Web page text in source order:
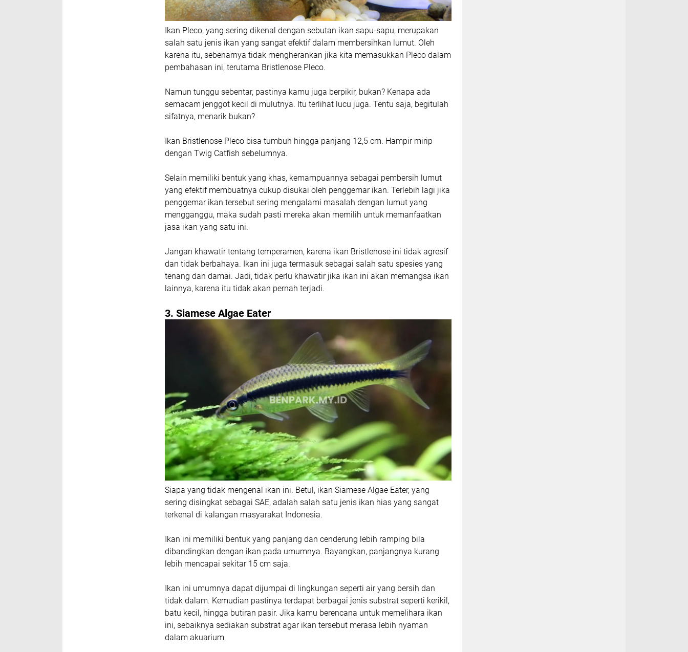
Ikan Pleco, yang sering dikenal dengan sebutan ikan sapu-sapu, merupakan
salah satu jenis ikan yang sangat efektif dalam membersihkan lumut. Oleh
karena itu, sebenarnya tidak mengherankan jika kita memasukkan Pleco dalam
pembahasan ini, terutama Bristlenose Pleco.
Namun tunggu sebentar, pastinya kamu juga berpikir, bukan? Kenapa ada
semacam jenggot kecil di mulutnya. Itu terlihat lucu juga. Tentu saja, begitulah
sifatnya, menarik bukan?
Ikan Bristlenose Pleco bisa tumbuh hingga panjang 12,5 cm. Hampir mirip
dengan Twig Catfish sebelumnya.
Selain memiliki bentuk yang khas, kemampuannya sebagai pembersih lumut
yang efektif membuatnya cukup disukai oleh penggemar ikan. Terlebih lagi jika
penggemar ikan tersebut sering mengalami masalah dengan lumut yang
mengganggu, maka sudah pasti mereka akan memilih untuk memanfaatkan
jasa ikan yang satu ini.
Jangan khawatir tentang temperamen, karena ikan Bristlenose ini tidak agresif
dan tidak berbahaya. Ikan ini juga termasuk sebagai salah satu spesies yang
tenang dan damai. Jadi, tidak perlu khawatir jika ikan ini akan memangsa ikan
lainnya, karena itu tidak akan pernah terjadi.
3. Siamese Algae Eater
Siapa yang tidak mengenal ikan ini. Betul, ikan Siamese Algae Eater, yang
sering disingkat sebagai SAE, adalah salah satu jenis ikan hias yang sangat
terkenal di kalangan masyarakat Indonesia.
Ikan ini memiliki bentuk yang panjang dan cenderung lebih ramping bila
dibandingkan dengan ikan pada umumnya. Bayangkan, panjangnya kurang
lebih mencapai sekitar 15 cm saja.
Ikan ini umumnya dapat dijumpai di lingkungan seperti air yang bersih dan
tidak dalam. Kemudian pastinya terdapat berbagai jenis substrat seperti kerikil,
batu kecil, hingga butiran pasir. Jika kamu berencana untuk memelihara ikan
ini, sebaiknya sediakan substrat agar ikan tersebut merasa lebih nyaman
dalam akuarium.